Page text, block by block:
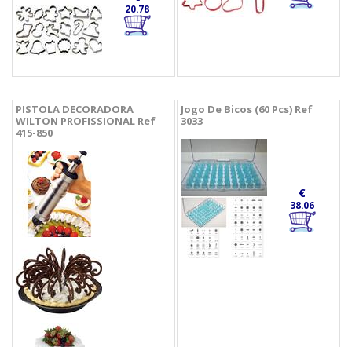
20.78
PISTOLA DECORADORA
WILTON PROFISSIONAL Ref
415-850
Jogo De Bicos (60 Pcs) Ref
3033
€
38.06